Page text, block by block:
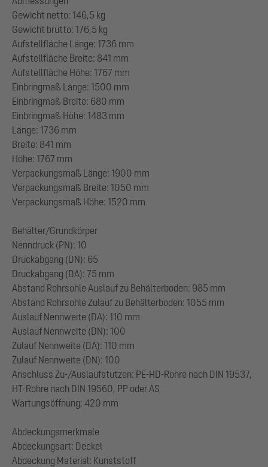
Gewicht netto: 146,5 kg
Gewicht brutto: 176,5 kg
Aufstellfläche Länge: 1736 mm
Aufstellfläche Breite: 841 mm
Aufstellfläche Höhe: 1767 mm
Einbringmaß Länge: 1500 mm
Einbringmaß Breite: 680 mm
Einbringmaß Höhe: 1483 mm
Länge: 1736 mm
Breite: 841 mm
Höhe: 1767 mm
Verpackungsmaß Länge: 1900 mm
Verpackungsmaß Breite: 1050 mm
Verpackungsmaß Höhe: 1520 mm
Behälter/Grundkörper
Nenndruck (PN): 10
Druckabgang (DN): 65
Druckabgang (DA): 75 mm
Abstand Rohrsohle Auslauf zu Behälterboden: 985 mm
Abstand Rohrsohle Zulauf zu Behälterboden: 1055 mm
Auslauf Nennweite (DA): 110 mm
Auslauf Nennweite (DN): 100
Zulauf Nennweite (DA): 110 mm
Zulauf Nennweite (DN): 100
Anschluss Zu-/Auslaufstutzen: PE-HD-Rohre nach DIN 19537,
HT-Rohre nach DIN 19560, PP oder AS
Wartungsöffnung: 420 mm
Abdeckungsmerkmale
Abdeckungsart: Deckel
Abdeckung Material: Kunststoff